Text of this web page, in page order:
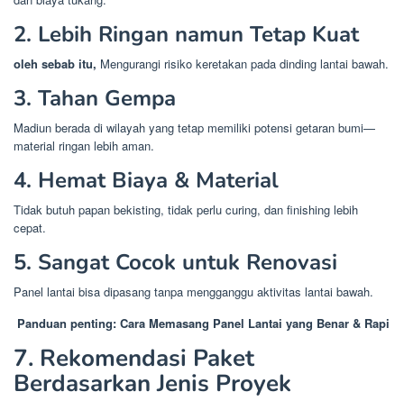
2. Lebih Ringan namun Tetap Kuat
oleh sebab itu, Mengurangi risiko keretakan pada dinding lantai bawah.
3. Tahan Gempa
Madiun berada di wilayah yang tetap memiliki potensi getaran bumi—
material ringan lebih aman.
4. Hemat Biaya & Material
Tidak butuh papan bekisting, tidak perlu curing, dan finishing lebih
cepat.
5. Sangat Cocok untuk Renovasi
Panel lantai bisa dipasang tanpa mengganggu aktivitas lantai bawah.
Panduan penting: Cara Memasang Panel Lantai yang Benar & Rapi
7. Rekomendasi Paket
Berdasarkan Jenis Proyek